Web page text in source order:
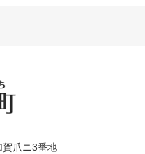
爪ニ3番地